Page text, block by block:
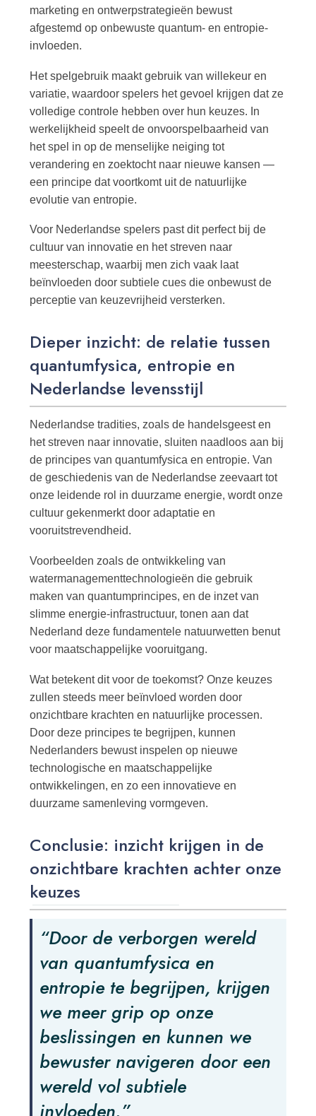
marketing en ontwerpstrategieën bewust
afgestemd op onbewuste quantum- en entropie-
invloeden.
Het spelgebruik maakt gebruik van willekeur en
variatie, waardoor spelers het gevoel krijgen dat ze
volledige controle hebben over hun keuzes. In
werkelijkheid speelt de onvoorspelbaarheid van
het spel in op de menselijke neiging tot
verandering en zoektocht naar nieuwe kansen —
een principe dat voortkomt uit de natuurlijke
evolutie van entropie.
Voor Nederlandse spelers past dit perfect bij de
cultuur van innovatie en het streven naar
meesterschap, waarbij men zich vaak laat
beïnvloeden door subtiele cues die onbewust de
perceptie van keuzevrijheid versterken.
Dieper inzicht: de relatie tussen
quantumfysica, entropie en
Nederlandse levensstijl
Nederlandse tradities, zoals de handelsgeest en
het streven naar innovatie, sluiten naadloos aan bij
de principes van quantumfysica en entropie. Van
de geschiedenis van de Nederlandse zeevaart tot
onze leidende rol in duurzame energie, wordt onze
cultuur gekenmerkt door adaptatie en
vooruitstrevendheid.
Voorbeelden zoals de ontwikkeling van
watermanagementtechnologieën die gebruik
maken van quantumprincipes, en de inzet van
slimme energie-infrastructuur, tonen aan dat
Nederland deze fundamentele natuurwetten benut
voor maatschappelijke vooruitgang.
Wat betekent dit voor de toekomst? Onze keuzes
zullen steeds meer beïnvloed worden door
onzichtbare krachten en natuurlijke processen.
Door deze principes te begrijpen, kunnen
Nederlanders bewust inspelen op nieuwe
technologische en maatschappelijke
ontwikkelingen, en zo een innovatieve en
duurzame samenleving vormgeven.
Conclusie: inzicht krijgen in de
onzichtbare krachten achter onze
keuzes
“Door de verborgen wereld
van quantumfysica en
entropie te begrijpen, krijgen
we meer grip op onze
beslissingen en kunnen we
bewuster navigeren door een
wereld vol subtiele